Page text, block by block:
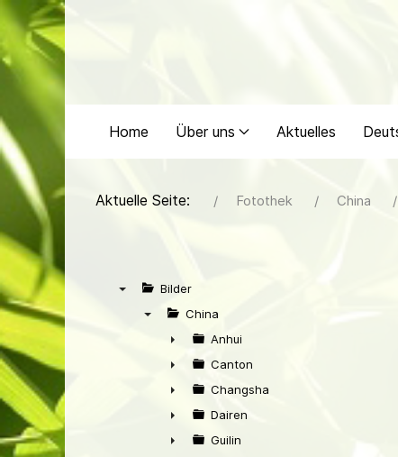
Home Über uns Aktuelles
Aktuelle Seite: Fotothek China
Bilder
China
►
Anhui
►
Canton
►
Changsha
►
Dairen
Guilin